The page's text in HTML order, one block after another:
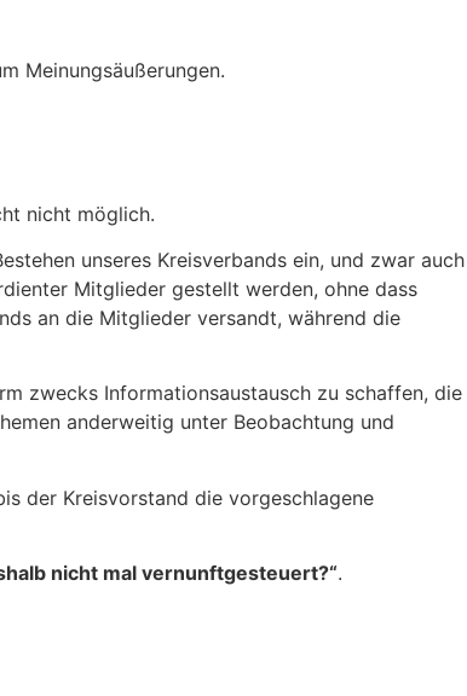
Meinungsäußerungen.
nicht möglich.
unseres Kreisverbands ein, und zwar auch
Mitglieder gestellt werden, ohne dass
an die Mitglieder versandt, während die
zwecks Informationsaustausch zu schaffen, die
anderweitig unter Beobachtung und
der Kreisvorstand die vorgeschlagene
nicht mal vernunftgesteuert?“.